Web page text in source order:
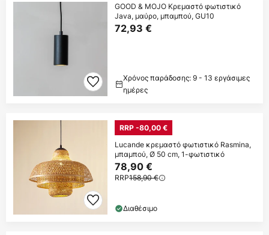
GOOD & MOJO Κρεμαστό φωτιστικό
Java, μαύρο, μπαμπού, GU10
72,93 €
Χρόνος παράδοσης: 9 - 13 εργάσιμες
ημέρες
RRP -80,00 €
Lucande κρεμαστό φωτιστικό Rasmina,
μπαμπού, Ø 50 cm, 1-φωτιστικό
78,90 €
RRP158,90 €
Διαθέσιμο